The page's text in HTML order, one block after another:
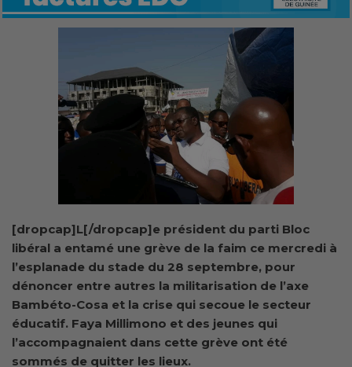
[dropcap]L[/dropcap]e président du parti Bloc
libéral a entamé une grève de la faim ce mercredi à
l’esplanade du stade du 28 septembre, pour
dénoncer entre autres la militarisation de l’axe
Bambéto-Cosa et la crise qui secoue le secteur
éducatif. Faya Millimono et des jeunes qui
l’accompagnaient dans cette grève ont été
sommés de quitter les lieux.